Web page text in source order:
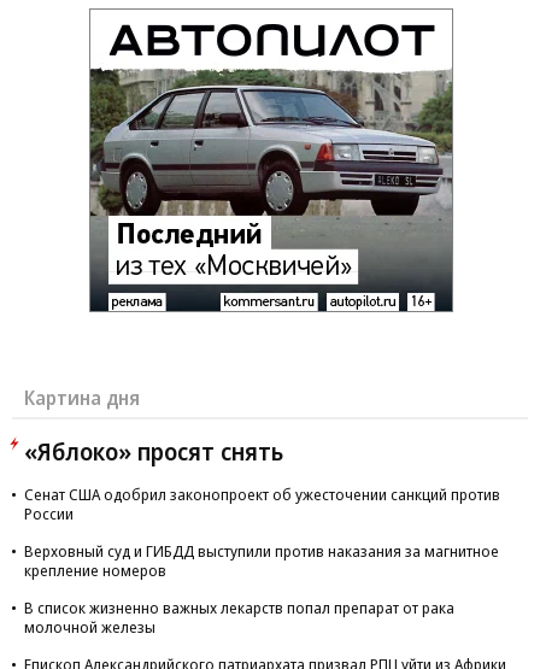
Картина дня
«Яблоко» просят снять
Сенат США одобрил законопроект об ужесточении санкций против
России
Верховный суд и ГИБДД выступили против наказания за магнитное
крепление номеров
В список жизненно важных лекарств попал препарат от рака
молочной железы
Епископ Александрийского патриархата призвал РПЦ уйти из Африки